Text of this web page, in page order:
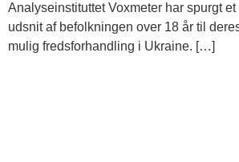
Analyseinstituttet Voxmeter har spurgt
udsnit af befolkningen over 18 år til
mulig fredsforhandling i Ukraine. […]